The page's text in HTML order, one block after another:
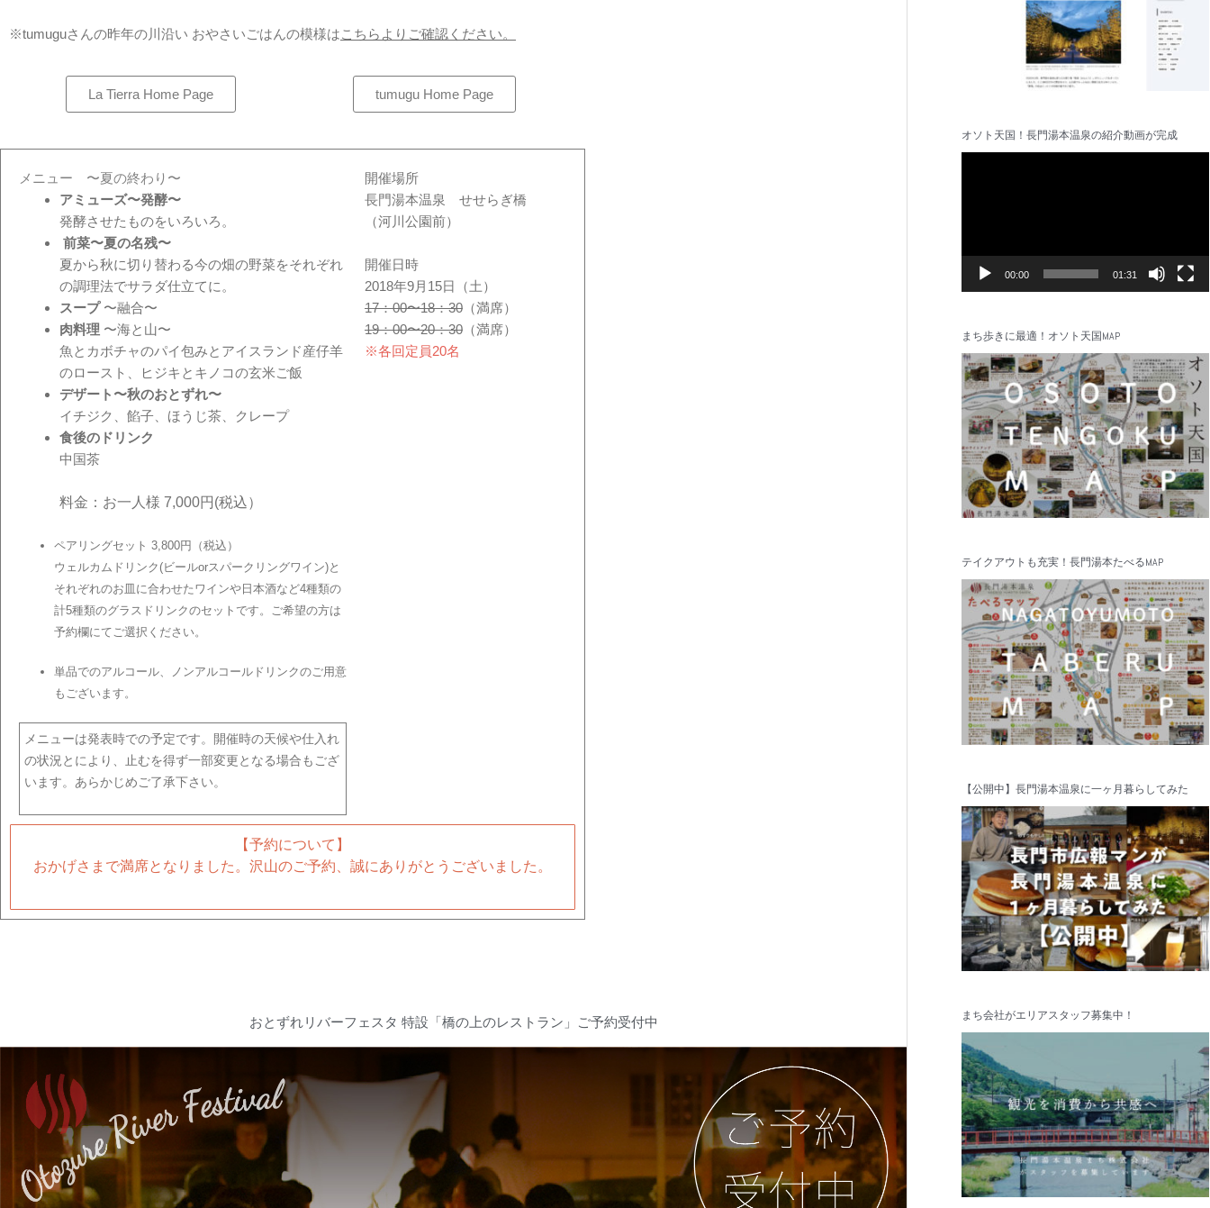
※tumuguさんの昨年の川沿い おやさいごはんの模様はこちらよりご確認ください。
La Tierra Home Page tumugu Home Page
メニュー 〜夏の終わり〜
アミューズ〜発酵〜
発酵させたものをいろいろ。
前菜〜夏の名残〜
夏から秋に切り替わる今の畑の野菜をそれぞれ
の調理法でサラダ仕立てに。
スープ〜融合〜
肉料理 〜海と山〜
魚とカボチャのパイ包みとアイスランド産仔羊
のロースト、ヒジキとキノコの玄米ご飯
デザート〜秋のおとずれ〜
イチジク、餡子、ほうじ茶、クレープ
食後のドリンク
中国茶
料金：お一人様 7,000円(税込）
ペアリングセット 3,800円（税込）
ウェルカムドリンク(ビールorスパークリングワイン)と
それぞれのお皿に合わせたワインや日本酒など4種類の
計5種類のグラスドリンクのセットです。ご希望の方は
予約欄にてご選択ください。
単品でのアルコール、ノンアルコールドリンクのご用意
もございます。
メニューは発表時での予定です。開催時の天候や仕入れ
の状況とにより、止むを得ず一部変更となる場合もござ
います。あらかじめご了承下さい。
開催場所
長門湯本温泉 せせらぎ橋
（河川公園前）
開催日時
2018年9月15日（土）
17：00〜18：30（満席）
19：00〜20：30（満席）
※各回定員20名
【予約について】
おかげさまで満席となりました。沢山のご予約、誠にありがとうございました。
おとずれリバーフェスタ 特設「橋の上のレストラン」ご予約受付中
オソト天国！長門湯本温泉の紹介動画が完成
ー
00:00 01:31
まち歩きに最適！オソト天国MAP
テイクアウトも充実！長門湯本たべるMAP
【公開中】長門湯本温泉に一ヶ月暮らしてみた
まち会社がエリアスタッフ募集中！